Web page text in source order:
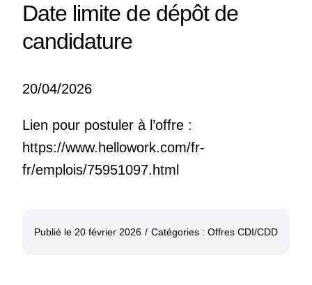
Date limite de dépôt de
candidature
20/04/2026
Lien pour postuler à l’offre :
https://www.hellowork.com/fr-
fr/emplois/75951097.html
Publié le 20 février 2026 / Catégories : Offres CDI/CDD